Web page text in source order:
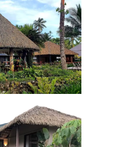
PK2001
Nhân Tạo Cao
PK2001
đ
Nhân Tạo Cao